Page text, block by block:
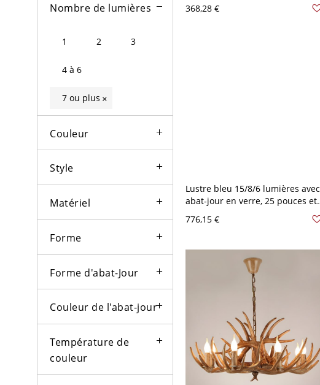
Nombre de lumières
1 2 3
4 à 6
7 ou plus ×
Couleur
Style
Matériel
Forme
Forme d'abat-Jour
Couleur de l'abat-jour
Température de
couleur
large, câbles de suspension de
368,28 €
Lustre bleu 15/8/6 lumières avec
abat-jour en verre, 25 pouces et
776,15 €